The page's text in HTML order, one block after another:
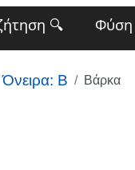
🔍 Φύση
Όνειρα: Β Βάρκα